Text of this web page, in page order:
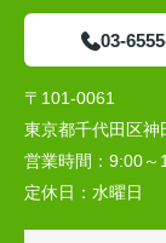
03-
〒101-0061
東京都千代田区神
営業時間： 9:00～
定休日： 水曜日